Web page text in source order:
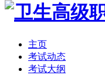
主页
考试动态
考试大纲